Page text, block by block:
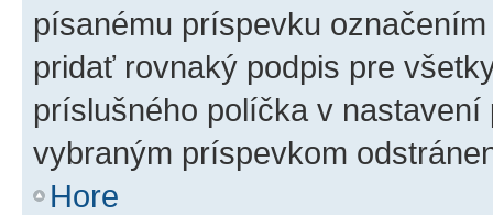
písanému príspevku
pridať rovnaký podpis pre
príslušného políčka v
vybraným príspevkom
Hore